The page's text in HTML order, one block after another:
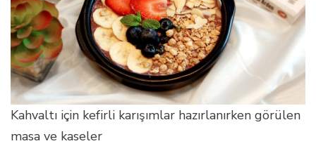
Kahvaltı için kefirli karışımlar hazırlanırken görülen
masa ve kaseler